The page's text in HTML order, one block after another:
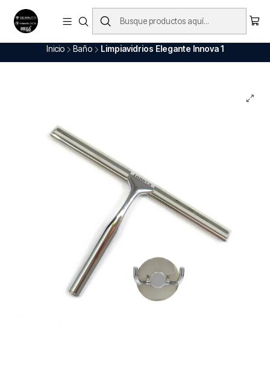
Envío Gratis en nuestros productos (Aplica para ciudades principales)
Ver Todo
Inicio Baño Limpiavidrios Elegante Innova 1